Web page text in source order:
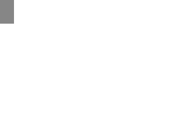
kalite lideri olan şirketler tarafından